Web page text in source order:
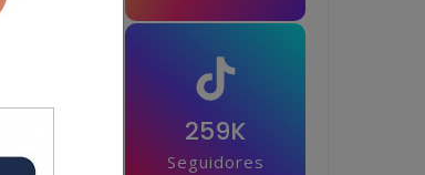
259K
Seguidores